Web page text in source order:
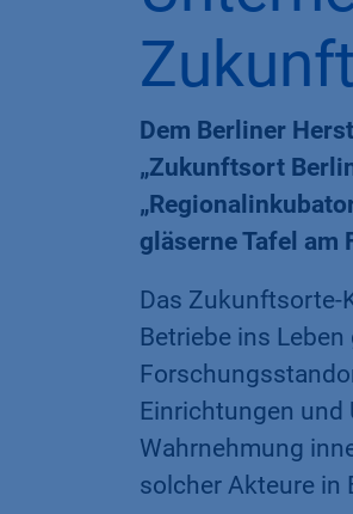
Dem Berliner
„Zukunftsort
gläserne Tafel
Das Zukunftsorte-
Betriebe ins
Einrichtungen
Wahrnehmung
solcher Akteure in